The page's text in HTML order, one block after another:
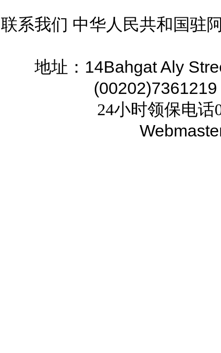
联系我们 中华人民共和国驻
地址： 14Bahgat Aly
(00202)7361219
24小时领保电话